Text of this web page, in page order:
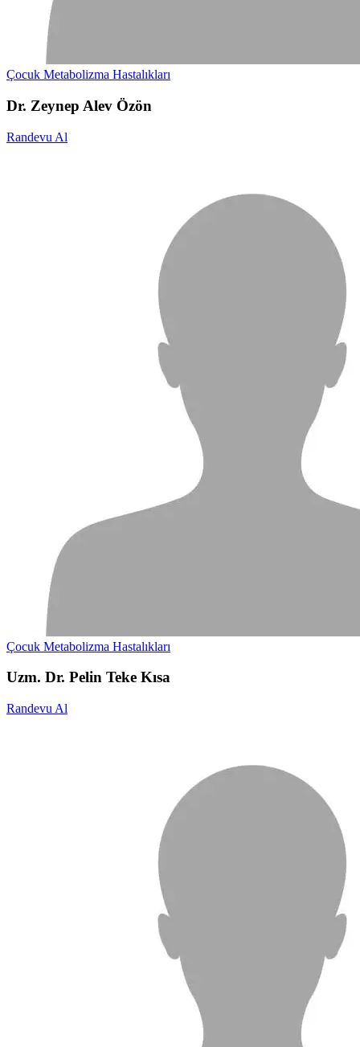
Çocuk Metabolizma Hastalıkları
Dr. Zeynep Alev Özön
Randevu Al
Çocuk Metabolizma Hastalıkları
Uzm. Dr. Pelin Teke Kısa
Randevu Al